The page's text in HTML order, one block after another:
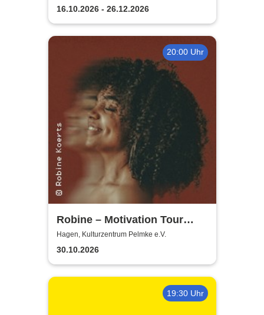
16.10.2026 - 26.12.2026
20:00 Uhr
Robine – Motivation Tour
2026
Hagen, Kulturzentrum Pelmke e.V.
30.10.2026
19:30 Uhr